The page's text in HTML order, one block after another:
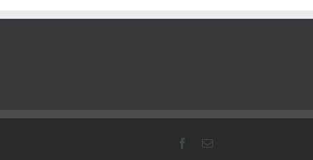
FacebookEmail: